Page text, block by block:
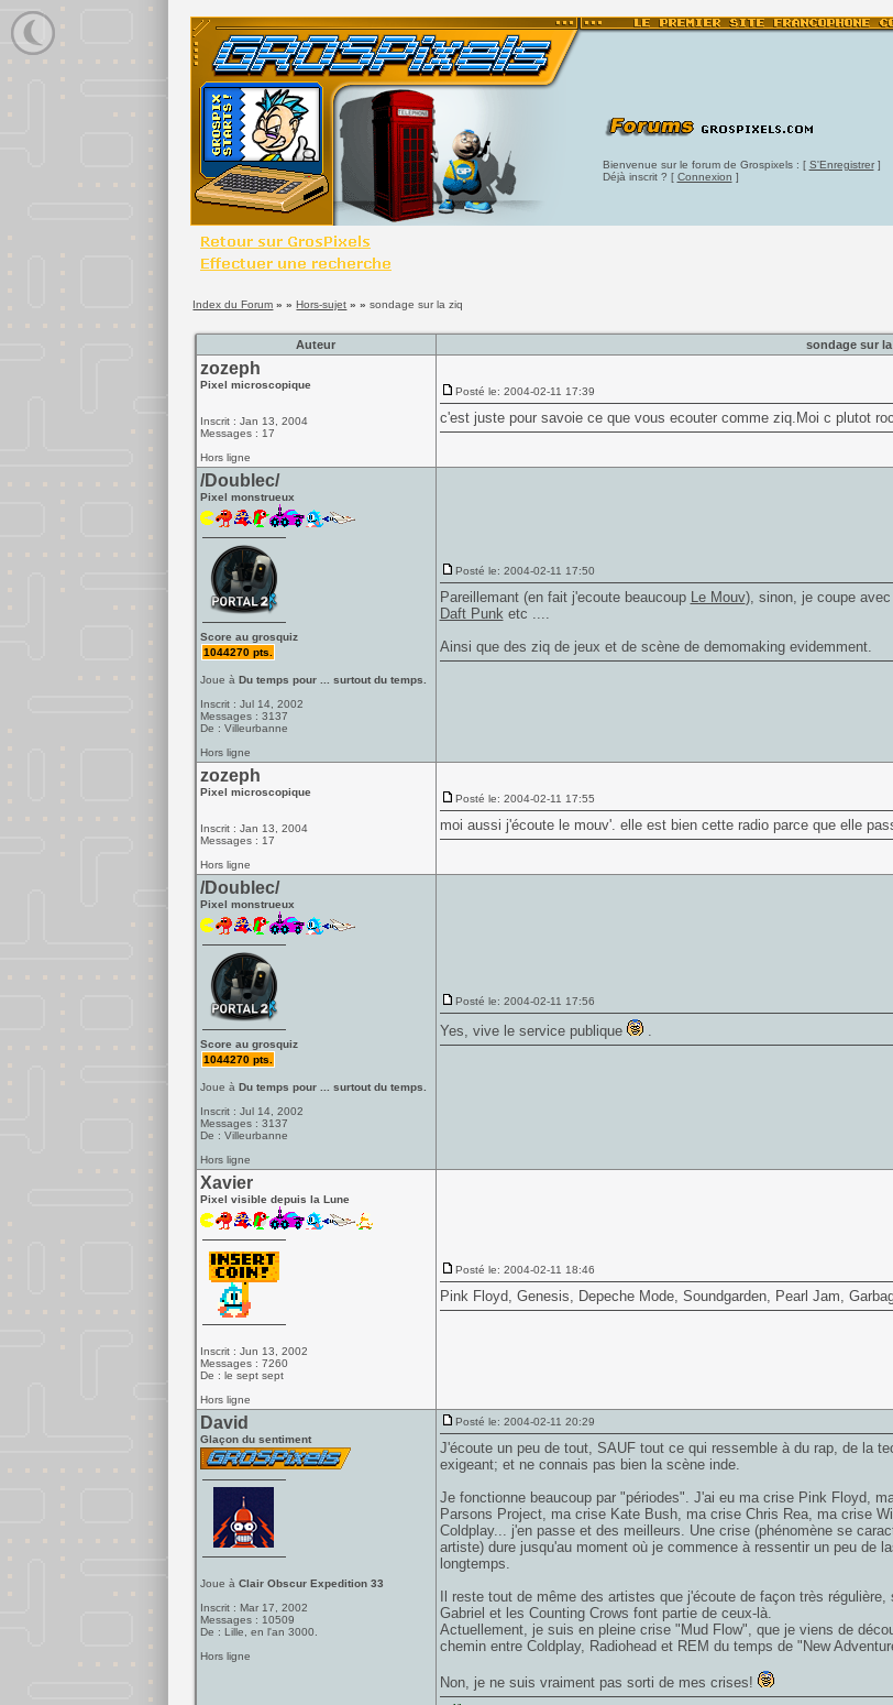
Bienvenue sur le forum de Grospixels : [ S'Enregistrer]
Déjà inscrit ? [ Connexion ]
Index du Forum » »Hors-sujet » »sondage sur la ziq
Auteur sondage sur
zozeph
Pixel microscopique
Inscrit : Jan 13, 2004
Messages : 17
Hors ligne
Posté le: 2004-02-11 17:39
c'est juste pour savoie ce que vous ecouter comme ziq.Moi c plutot
/Doublec/
Pixel monstrueux
Score au grosquiz
1044270 pts.
Joue à Du temps pour ... surtout du temps.
Inscrit : Jul 14, 2002
Messages : 3137
De : Villeurbanne
Hors ligne
Posté le: 2004-02-11 17:50
Pareillemant (en fait j'ecoute beaucoup Le Mouv), sinon, je coupe
Daft Punketc ....
Ainsi que des ziq de jeux et de scène de demomaking evidemment.
zozeph
Pixel microscopique
Inscrit : Jan 13, 2004
Messages : 17
Hors ligne
Posté le: 2004-02-11 17:55
moi aussi j'écoute le mouv'. elle est bien cette radio parce que elle
/Doublec/
Pixel monstrueux
Score au grosquiz
1044270 pts.
Joue à Du temps pour ... surtout du temps.
Inscrit : Jul 14, 2002
Messages : 3137
De : Villeurbanne
Hors ligne
Posté le: 2004-02-11 17:56
Yes, vive le service publique .
Xavier
Pixel visible depuis la Lune
Inscrit : Jun 13, 2002
Messages : 7260
De : le sept sept
Hors ligne
Posté le: 2004-02-11 18:46
Pink Floyd, Genesis, Depeche Mode, Soundgarden, Pearl Jam,
David
Glaçon du sentiment
Joue à Clair Obscur Expedition 33
Inscrit : Mar 17, 2002
Messages : 10509
De : Lille, en l'an 3000.
Hors ligne
Posté le: 2004-02-11 20:29
J'écoute un peu de tout, SAUF tout ce qui ressemble à du rap, de la
exigeant; et ne connais pas bien la scène inde.
Je fonctionne beaucoup par "périodes". J'ai eu ma crise Pink Floyd,
Parsons Project, ma crise Kate Bush, ma crise Chris Rea, ma crise
Coldplay... j'en passe et des meilleurs. Une crise (phénomène se
artiste) dure jusqu'au moment où je commence à ressentir un peu de
longtemps.
Il reste tout de même des artistes que j'écoute de façon très
Gabriel et les Counting Crows font partie de ceux-là.
Actuellement, je suis en pleine crise "Mud Flow", que je viens de
chemin entre Coldplay, Radiohead et REM du temps de "New
Non, je ne suis vraiment pas sorti de mes crises!